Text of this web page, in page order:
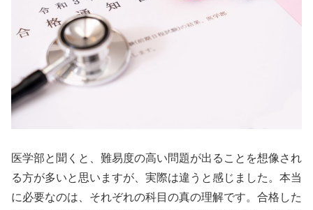
医学部と聞くと、難易度の高い問題が出ることを想像され
る方が多いと思いますが、実際は違うと感じました。本当
に必要なのは、それぞれの科目の真の理解です。合格した